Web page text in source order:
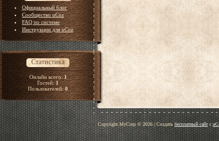
Официальный блог
Сообщество uCoz
FAQ по системе
Инструкции для uCoz
Статистика
Онлайн всего:1
Гостей:1
Пользователей:0
Copyright MyCorp © 2026|Создатьбесплатный сайтс